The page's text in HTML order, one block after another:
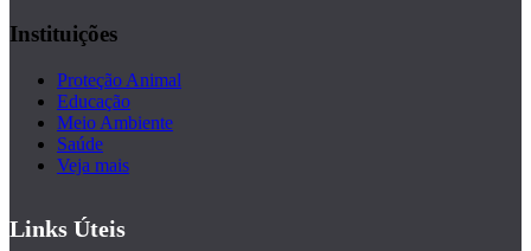
Instituições
Proteção Animal
Educação
Meio Ambiente
Saúde
Veja mais
Links Úteis